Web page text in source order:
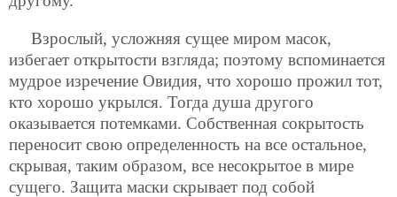
Взрослый, усложняя сущее миром масок,
избегает открытости взгляда; поэтому вспоминается
мудрое изречение Овидия, что хорошо прожил тот,
кто хорошо укрылся. Тогда душа другого
оказывается потемками. Собственная сокрытость
переносит свою определенность на все остальное,
скрывая, таким образом, все несокрытое в мире
сущего. Защита маски скрывает под собой